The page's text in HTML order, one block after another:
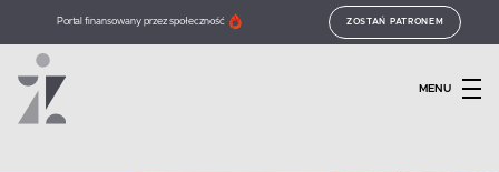
Portal finansowany przez społeczność ZOSTAŃ PATRONEM
MENU